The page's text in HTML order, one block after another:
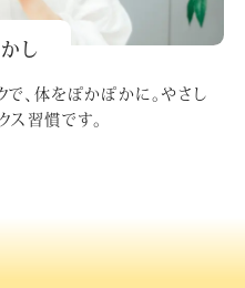
し
、体をぽかぽかに。やさし
ス習慣です。